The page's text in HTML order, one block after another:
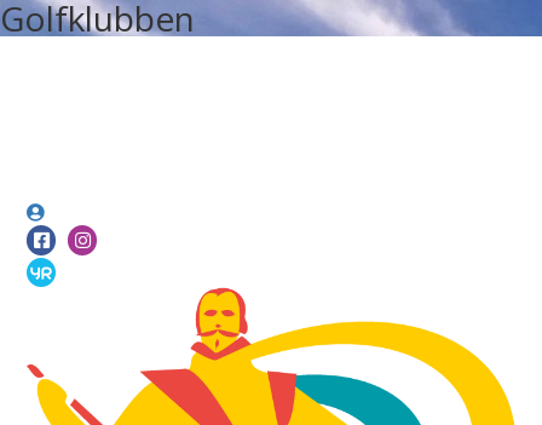
Golfklubben